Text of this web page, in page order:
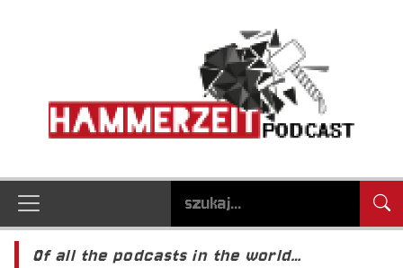
Of all the podcasts in the world…